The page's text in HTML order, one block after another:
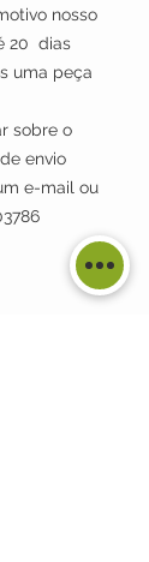
nosso
20 dias
uma peça
sobre o
envio
e-mail ou